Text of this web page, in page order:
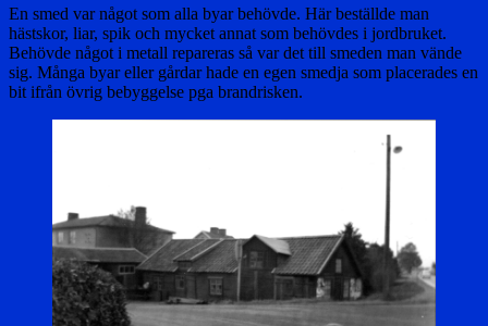
En smed var något som alla byar behövde. Här beställde man
hästskor, liar, spik och mycket annat som behövdes i jordbruket.
Behövde något i metall repareras så var det till smeden man vände
sig. Många byar eller gårdar hade en egen smedja som placerades en
bit ifrån övrig bebyggelse pga brandrisken.